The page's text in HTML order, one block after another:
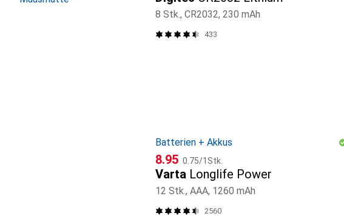
8 Stk., CR2032, 230 mAh
433
Batterien + Akkus
CHF
8.95 CHF
0.75/1Stk.
Varta Longlife Power
12 Stk., AAA, 1260 mAh
2560